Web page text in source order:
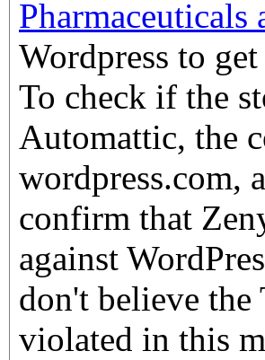
Pharmaceuticals
Wordpress to
To check if the
Automattic, the
wordpress.com,
confirm that
against
don't believe the
violated in this